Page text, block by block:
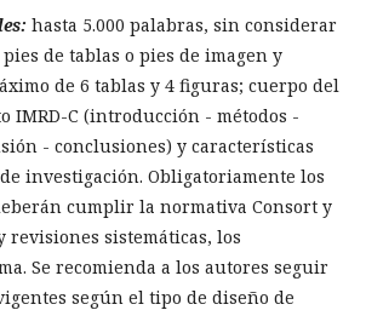
hasta 5.000 palabras, sin considerar
de tablas o pies de imagen y
de 6 tablas y 4 figuras; cuerpo del
IMRD-C (introducción - métodos -
- conclusiones) y características
investigación. Obligatoriamente los
cumplir la normativa Consort y
revisiones sistemáticas, los
Se recomienda a los autores seguir
según el tipo de diseño de